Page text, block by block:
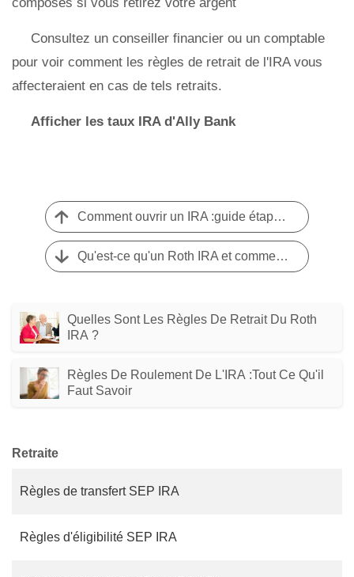
Consultez un conseiller financier ou un comptable
pour voir comment les règles de retrait de l'IRA vous
affecteraient en cas de tels retraits.
Afficher les taux IRA d'Ally Bank
Comment ouvrir un IRA :guide étape par étape
Qu'est-ce qu'un Roth IRA et comment ça marche ?
Quelles Sont Les Règles De Retrait Du Roth
IRA ?
Règles De Roulement De L'IRA :tout Ce Qu'il
Faut Savoir
Retraite
Règles de transfert SEP IRA
Règles d'éligibilité SEP IRA